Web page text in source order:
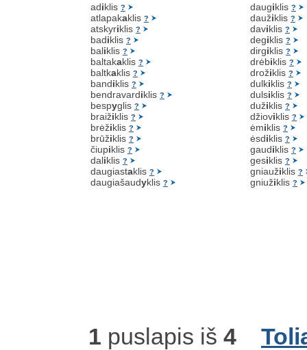
adiklis ?
atlapakaklis ?
atskyriklis ?
badiklis ?
baliklis ?
baltakaklis ?
baltkaklis ?
bandiklis ?
bendravardiklis ?
bespyglis ?
braižiklis ?
brėžiklis ?
brūžiklis ?
čiupiklis ?
daliklis ?
daugiastaklis ?
daugiašaudyklis ?
daugiklis ?
daužiklis ?
daviklis ?
degiklis ?
dirgiklis ?
drėbiklis ?
drožiklis ?
dulkiklis ?
dulsiklis ?
dužiklis ?
džioviklis ?
ėmiklis ?
ėsdiklis ?
gaudiklis ?
gesiklis ?
gniaužiklis ?
gniužiklis ?
1 puslapis iš 4